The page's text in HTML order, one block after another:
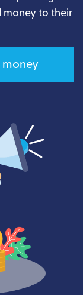
money to their
money